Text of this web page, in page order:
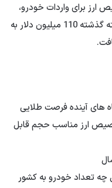
برای واردات خودرو،
جلسات منظمی با بانک مرکزی داریم. هفته گذشته 110 میلیون دلار به
های آینده فرصت طلایی
تخصیص ارز مناسب حجم قابل
چه تعداد خودرو به کشور